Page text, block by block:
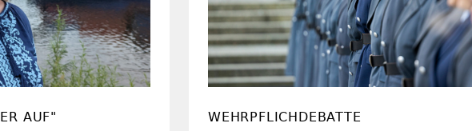
AUF" WEHRPFLICHDEBATTE